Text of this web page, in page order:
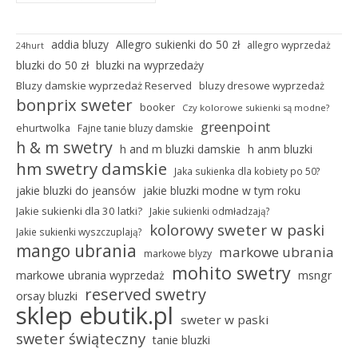
24hurt addia bluzy Allegro sukienki do 50 zł allegro wyprzedaż
bluzki do 50 zł bluzki na wyprzedaży
Bluzy damskie wyprzedaż Reserved bluzy dresowe wyprzedaż
bonprix sweter booker Czy kolorowe sukienki są modne?
ehurtwolka Fajne tanie bluzy damskie greenpoint
h & m swetry h and m bluzki damskie h anm bluzki
hm swetry damskie Jaka sukienka dla kobiety po 50?
jakie bluzki do jeansów jakie bluzki modne w tym roku
Jakie sukienki dla 30 latki?
Jakie sukienki odmładzają?
Jakie sukienki wyszczuplają?
kolorowy sweter w paski
mango ubrania markowe blyzy markowe ubrania
markowe ubrania wyprzedaż mohito swetry msngr
orsay bluzki
reserved swetry
sklep ebutik.pl sweter w paski
sweter świąteczny tanie bluzki